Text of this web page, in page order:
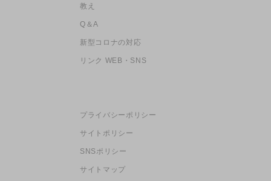
教え
Q＆A
新型コロナの対応
リンク WEB・SNS
プライバシーポリシー
サイトポリシー
SNSポリシー
サイトマップ